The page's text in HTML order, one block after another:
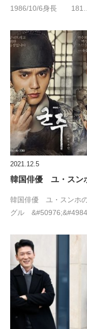
1986/10/6身長 181…
2021.12.5
韓国俳優 ユ・スン
韓国俳優 ユ・スンホ
グル